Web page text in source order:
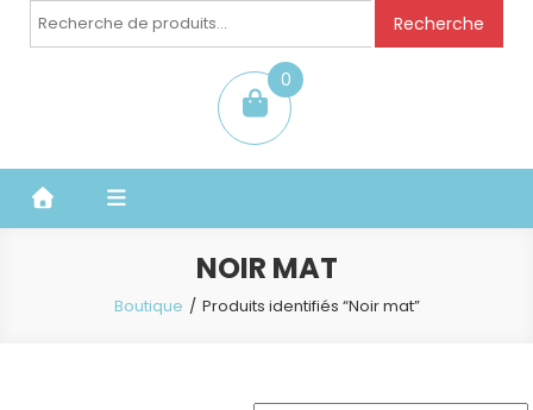
Recherche
Recherche
0
item
NOIR MAT
Boutique Produits identifiés “Noir mat”